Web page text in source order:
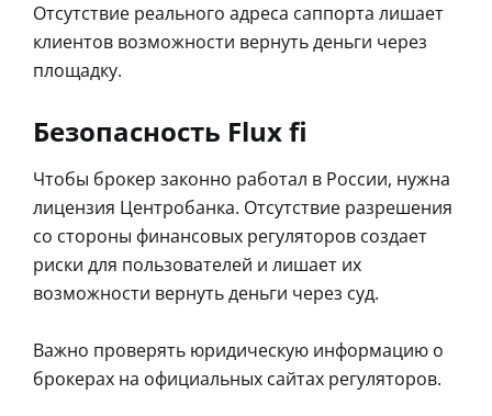
Отсутствие реального адреса саппорта лишает
клиентов возможности вернуть деньги через
площадку.
Безопасность Flux fi
Чтобы брокер законно работал в России, нужна
лицензия Центробанка. Отсутствие разрешения
со стороны финансовых регуляторов создает
риски для пользователей и лишает их
возможности вернуть деньги через суд.
Важно проверять юридическую информацию о
брокерах на официальных сайтах регуляторов.